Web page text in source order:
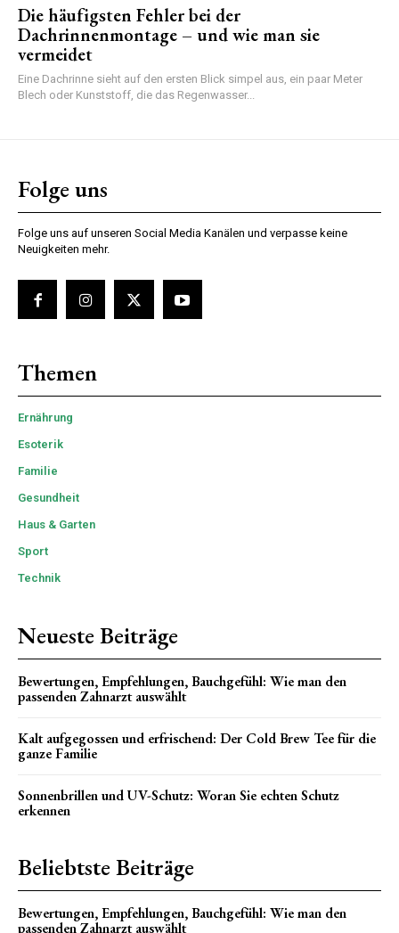
Die häufigsten Fehler bei der
Dachrinnenmontage – und wie man sie
vermeidet
Eine Dachrinne sieht auf den ersten Blick simpel aus, ein paar Meter
Blech oder Kunststoff, die das Regenwasser...
Folge uns
Folge uns auf unseren Social Media Kanälen und verpasse keine
Neuigkeiten mehr.
Themen
Ernährung
Esoterik
Familie
Gesundheit
Haus & Garten
Sport
Technik
Neueste Beiträge
Bewertungen, Empfehlungen, Bauchgefühl: Wie man den
passenden Zahnarzt auswählt
Kalt aufgegossen und erfrischend: Der Cold Brew Tee für die
ganze Familie
Sonnenbrillen und UV-Schutz: Woran Sie echten Schutz
erkennen
Beliebtste Beiträge
Bewertungen, Empfehlungen, Bauchgefühl: Wie man den
passenden Zahnarzt auswählt